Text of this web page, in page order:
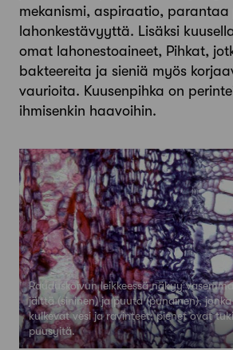
mekanismi, aspiraatio, parantaa
lahonkestävyyttä. Lisäksi
omat lahonestoaineet, Pihkat,
bakteereita ja sieniä myös
vaurioita. Kuusenpihka on
ihmisenkin haavoihin.
Rauduskoivun leikkeessä näkyy
jälttä (sininen) ja puuta (punainen),
kulkevat vesi ja ravinteet; pienet ovat
puusyitä.